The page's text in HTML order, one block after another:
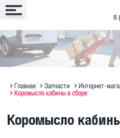
Сервис
Запись онлайн
Техническое обслуживание
Программирование блоков
Запчасти
Интернет-магазин
Оригинальное масло MAN
Техника
Техника в продаже на ДРОМ ↗
Полезная информация по
Доп. оборудование
Дополнительное
Контакты
Запись на сервис
Отзывы и предложения
8
Главная Запчасти Интернет-
Коромысло кабины в сборе
Коромысло